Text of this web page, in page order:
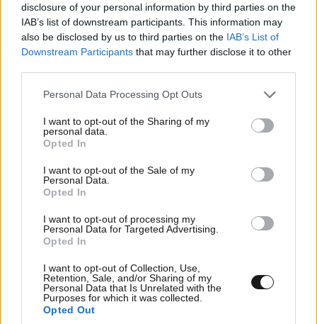
disclosure of your personal information by third parties on the
IAB’s list of downstream participants. This information may
also be disclosed by us to third parties on the IAB’s List of
Downstream Participants that may further disclose it to other
Please note that this website/app uses one or more Google
not limited to your visit or usage behaviour. You may click to
grant or deny consent to Google and its third-party tags to
use your data for below specified purposes in below Google
consent section.
Personal Data Processing Opt Outs
I want to opt-out of the Sharing of my
personal data.
Opted In
I want to opt-out of the Sale of my
Personal Data.
Opted In
I want to opt-out of processing my
Personal Data for Targeted Advertising.
Opted In
I want to opt-out of Collection, Use,
Retention, Sale, and/or Sharing of my
Personal Data that Is Unrelated with the
Purposes for which it was collected.
Opted Out
Μαρία Εκμεκτσίογλου: «17 λευκά τριαντάφυλλα
για έναν χρόνο» από τον σύζυγό της στην
Κωνσταντινούπολη
Ακολουθήστε τοNEWSBEASTστοGoogle News
και μάθετε πρώτοι όλες τις ειδήσεις